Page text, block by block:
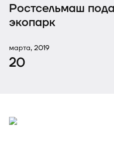
Ростсельмаш
экопарк
марта, 2019
20